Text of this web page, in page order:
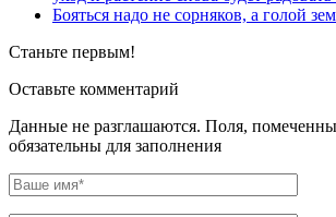
Бояться надо не сорняков, а голой
Станьте первым!
Оставьте комментарий
Данные не разглашаются. Поля,
обязательны для заполнения